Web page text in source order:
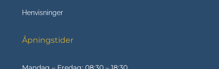
Henvisninger
Åpningstider